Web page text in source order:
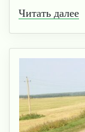
Читать далее